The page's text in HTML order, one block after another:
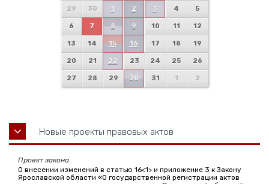
29 30 1 2 3 4 5
6 7 8 9 10 11 12
13 14 15 16 17 18 19
20 21 22 23 24 25 26
27 28 29 30 31 1 2
Новые проекты правовых актов
Проект закона
О внесении изменений в статью 16<1> и приложение 3 к Закону
Ярославской области «О государственной регистрации актов